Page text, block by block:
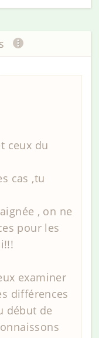
ceux du
cas ,tu
, on ne
pour les
examiner
différences
début de